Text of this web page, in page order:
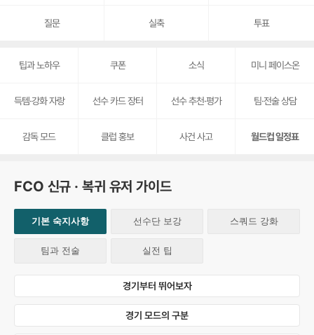
질문 실축 투표
팁과 노하우 쿠폰 소식 미니 페이스온
득템·강화 자랑 선수 카드 장터 선수 추천·평가 팀·전술 상담
감독 모드 클럽 홍보 사건 사고 월드컵 일정표
FCO 신규 · 복귀 유저 가이드
기본 숙지사항 선수단 보강 스쿼드 강화
팀과 전술 실전 팁
경기부터 뛰어보자
경기 모드의 구분